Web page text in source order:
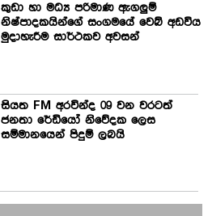
කුඩා හා මධ්‍ය පරිමාණ ඇගලුම්
නිෂ්පාදකයින්ගේ සංගමයේ වෙබ් අඩවිය
මුදාහැරීම සාර්ථකව අවසන්
සියත FM අරවින්ද 09 වන වරටත්
ජනතා රේඩියෝ නිවේදක ලෙස
සම්මානයෙන් පිදුම් ලබයි